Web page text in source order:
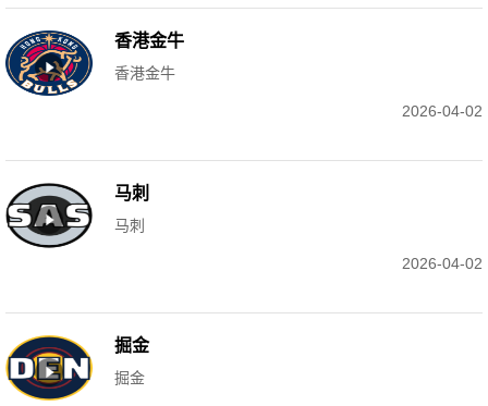
香港金牛
香港金牛
2026-04-02
马刺
马刺
2026-04-02
掘金
掘金